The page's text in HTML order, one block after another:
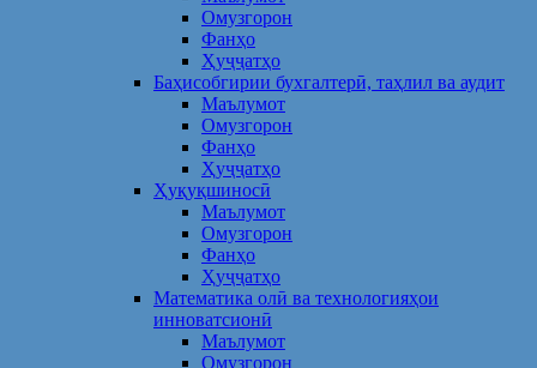
Омузгорон
Фанҳо
Ҳуҷҷатҳо
Баҳисобгирии бухгалтерӣ, таҳлил ва аудит
Маълумот
Омузгорон
Фанҳо
Ҳуҷҷатҳо
Ҳуқуқшиносӣ
Маълумот
Омузгорон
Фанҳо
Ҳуҷҷатҳо
Математика олӣ ва технологияҳои
инноватсионӣ
Маълумот
Омузгорон